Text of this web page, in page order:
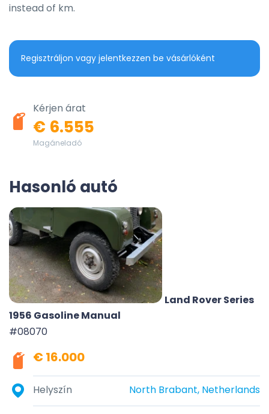
instead of km.
Regisztráljon vagy jelentkezzen be vásárlóként
Kérjen árat
€ 6.555
Magáneladó
Hasonló autó
Land Rover Series
1956 Gasoline Manual
#08070
€ 16.000
Helyszín North Brabant, Netherlands